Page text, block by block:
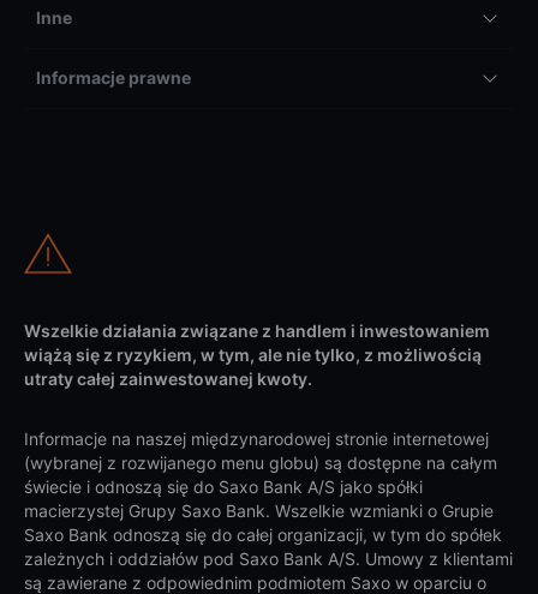
Inne
Informacje prawne
Wszelkie działania związane z handlem i inwestowaniem
wiążą się z ryzykiem, w tym, ale nie tylko, z możliwością
utraty całej zainwestowanej kwoty.
Informacje na naszej międzynarodowej stronie internetowej
(wybranej z rozwijanego menu globu) są dostępne na całym
świecie i odnoszą się do Saxo Bank A/S jako spółki
macierzystej Grupy Saxo Bank. Wszelkie wzmianki o Grupie
Saxo Bank odnoszą się do całej organizacji, w tym do spółek
zależnych i oddziałów pod Saxo Bank A/S. Umowy z klientami
są zawierane z odpowiednim podmiotem Saxo w oparciu o